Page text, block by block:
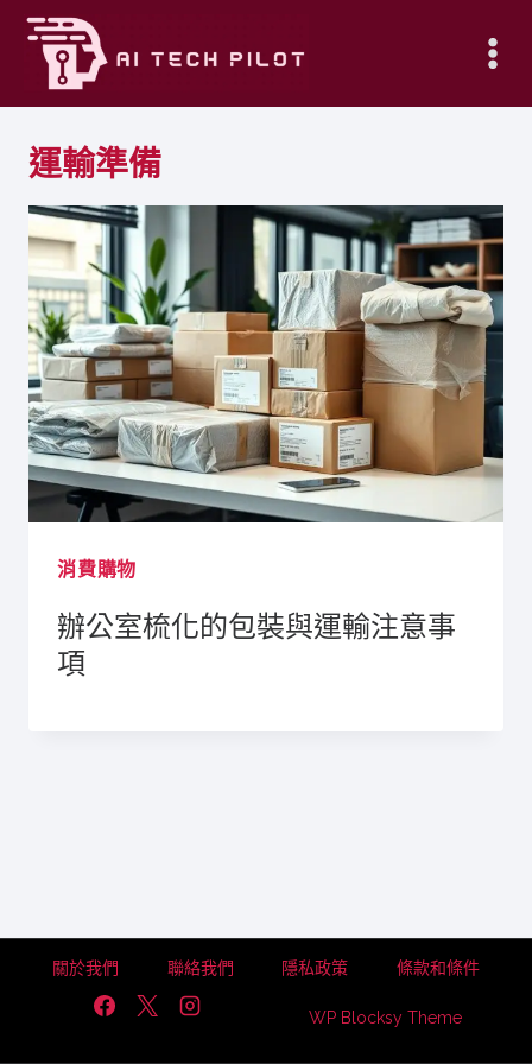
Skip
content
運輸準備
消費購物
辦公室梳化的包裝與運輸注意事
項
關於我們 聯絡我們 隱私政策 條款和條件
WP Blocksy Theme